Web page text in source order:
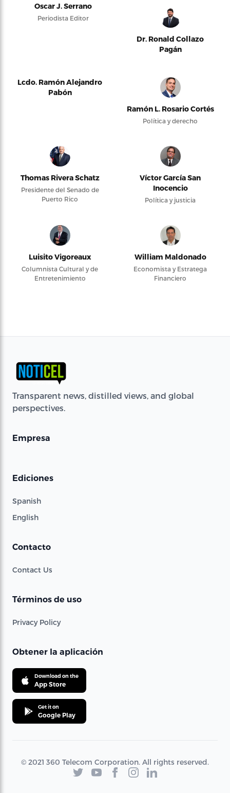
Oscar J. Serrano
Periodista Editor
Dr. Ronald Collazo
Pagán
Lcdo. Ramón Alejandro
Pabón
Ramón L. Rosario Cortés
Política y derecho
Thomas Rivera Schatz
Presidente del Senado de
Puerto Rico
Víctor García San
Inocencio
Política y justicia
Luisito Vigoreaux
Columnista Cultural y de
Entretenimiento
William Maldonado
Economista y Estratega
Financiero
Transparent news, distilled views, and global
perspectives.
Empresa
Ediciones
Spanish
English
Contacto
Contact Us
Términos de uso
Privacy Policy
Obtener la aplicación
Download on the
App Store
Get it on
Google Play
© 2021 360 Telecom Corporation. All rights reserved.